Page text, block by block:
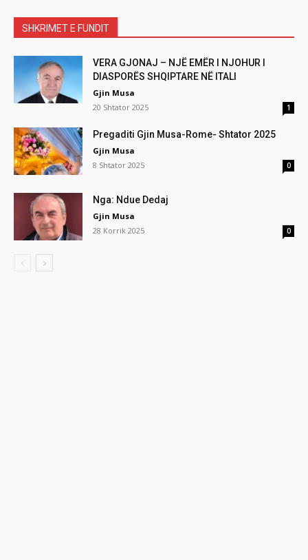
SHKRIMET E FUNDIT
VERA GJONAJ – NJË EMËR I NJOHUR I
DIASPORËS SHQIPTARE NË ITALI
Gjin Musa
20 Shtator 2025
1
Pregaditi Gjin Musa-Rome- Shtator 2025
Gjin Musa
8 Shtator 2025
0
Nga: Ndue Dedaj
Gjin Musa
28 Korrik 2025
0